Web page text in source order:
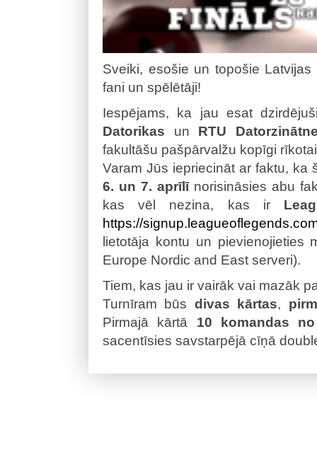
Sveiki, esošie un topošie
fani un spēlētāji!
Iespējams, ka jau esat
Datorikas un RTU
fakultāšu pašpārvalžu kopīgi
Varam Jūs iepriecināt ar faktu,
6. un 7. aprīlīnorisināsies abu
kas vēl nezina, kas ir
https://
lietotāja kontu un pievienojieties
Europe Nordic and East serveri).
Tiem, kas jau ir vairāk vai mazāk
Turnīram būs divas kārtas,
Pirmajā kārtā 10 komandas
sacentīsies savstarpējā cīņā